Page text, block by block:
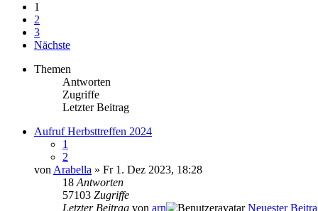
1
2
3
Nächste
Themen
Antworten
Zugriffe
Letzter Beitrag
Aufruf Herbsttreffen 2024
1
2
von Arabella » Fr 1. Dez 2023, 18:28
18 Antworten
57103 Zugriffe
Letzter Beitrag von arn Neuester